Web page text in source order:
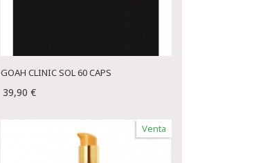
GOAH CLINIC SOL 60 CAPS
39,90 €
Venta